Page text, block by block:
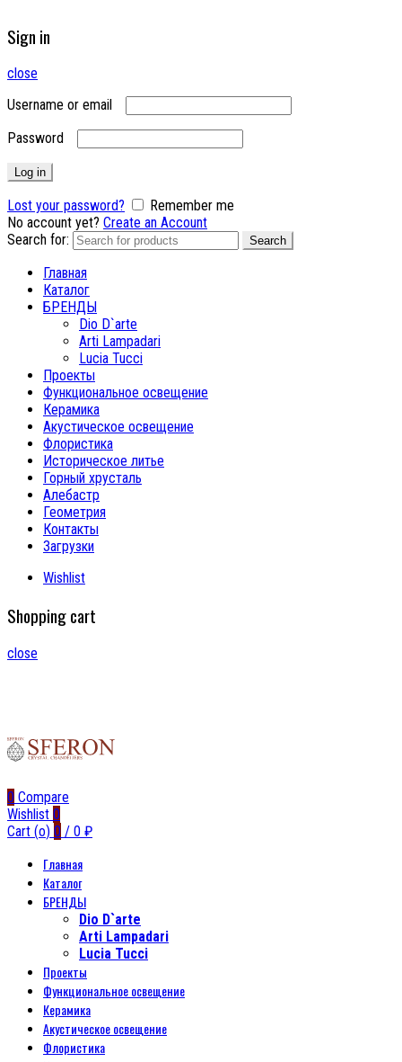
Sign in
close
Username or email
Password
Log in
Lost your password?
Remember me
No account yet? Create an Account
Search for:
Search
Главная
Каталог
БРЕНДЫ
Dio D`arte
Arti Lampadari
Lucia Tucci
Проекты
Функциональное освещение
Керамика
Акустическое освещение
Флористика
Историческое литье
Горный хрусталь
Алебастр
Геометрия
Контакты
Загрузки
Wishlist
Shopping cart
close
0 Compare
Wishlist 0
Cart (o) 0 / 0 ₽
Главная
Каталог
БРЕНДЫ
Dio D`arte
Arti Lampadari
Lucia Tucci
Проекты
Функциональное освещение
Керамика
Акустическое освещение
Флористика